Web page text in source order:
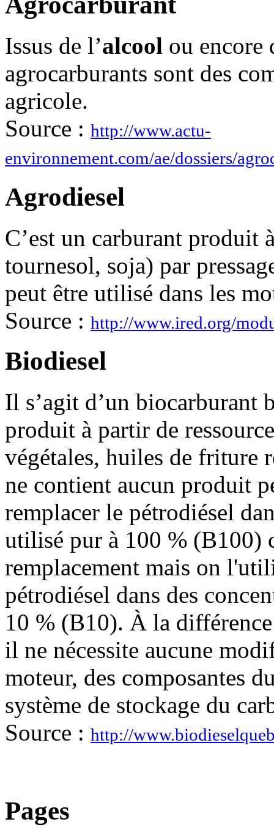
Issus de l’alcool ou encore
agrocarburants sont des
agricole.
Source : http://www.actu-
environnement.com/ae/dossiers/
Agrodiesel
C’est un carburant produit
tournesol, soja) par
peut être utilisé dans les
Source : http://www.ired.org/
Biodiesel
Il s’agit d’un biocarburant
produit à partir de
végétales, huiles de friture
ne contient aucun produit
remplacer le pétrodiésel
utilisé pur à 100 % (B100)
remplacement mais on
pétrodiésel dans des
10 % (B10). À la
il ne nécessite aucune
moteur, des composantes
système de stockage du
Source : http://
Pages